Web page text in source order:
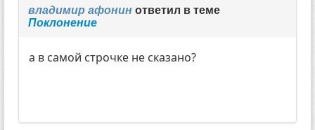
владимир афонинответил в теме
Поклонение
а в самой строчке не сказано?